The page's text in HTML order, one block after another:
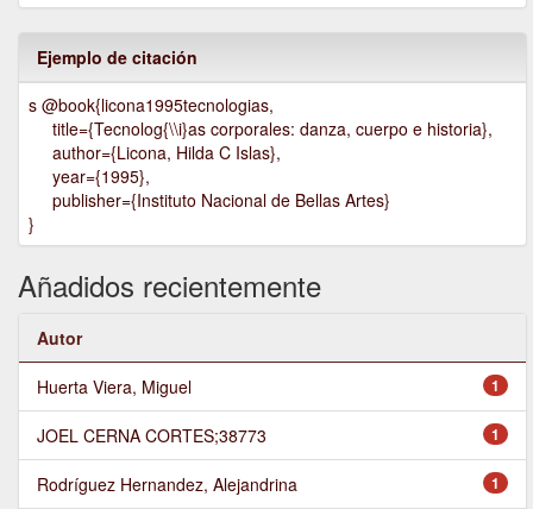
Ejemplo de citación
s @book{licona1995tecnologias,
title={Tecnolog{\\i}as corporales: danza, cuerpo e historia},
author={Licona, Hilda C Islas},
year={1995},
publisher={Instituto Nacional de Bellas Artes}
}
Añadidos recientemente
Autor
1
Huerta Viera, Miguel
1
JOEL CERNA CORTES;38773
1
Rodríguez Hernandez, Alejandrina